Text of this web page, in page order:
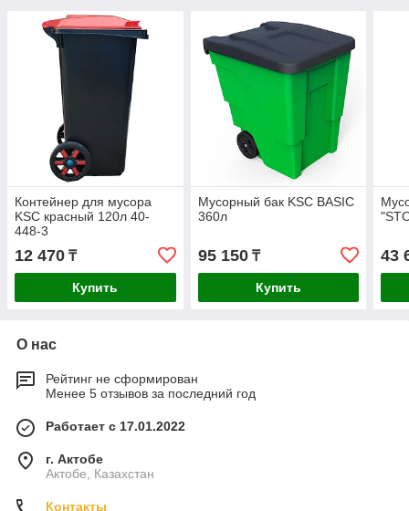
Контейнер для мусора
KSC красный 120л 40-
448-3
12 470 ₸
Купить
Мусорный бак KSC BASIC
360л
95 150₸
Купить
43
О нас
Рейтинг не сформирован
Менее 5 отзывов за последний год
Работает с 17.01.2022
г. Актобе
Актобе, Казахстан
Контакты